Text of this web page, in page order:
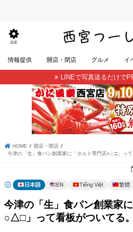
設定
情報提供 開店・閉店 グルメ イ
LINEで写真送るだけで
HOME
開店・閉店
今津の「生」食パン創業家に「タルト専門店○△□」っ
日本語 EN Tiếng Việt 繁體
今津の「生」食パン創業家
○△□」って看板がついてる